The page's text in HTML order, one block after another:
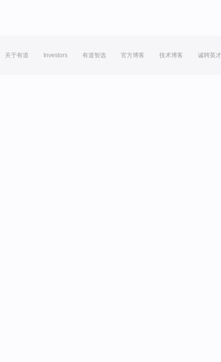
关于有道 Investors 有道智选 官方博客 技术博客 诚聘英才